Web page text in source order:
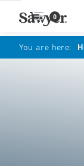
0
You are here: